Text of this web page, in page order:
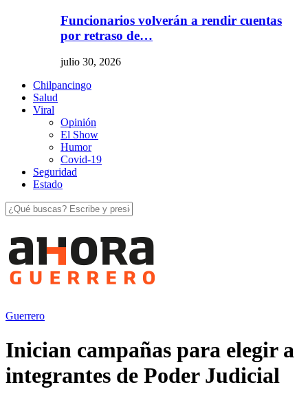
Funcionarios volverán a rendir cuentas
por retraso de…
julio 30, 2026
Chilpancingo
Salud
Viral
Opinión
El Show
Humor
Covid-19
Seguridad
Estado
Guerrero
Inician campañas para elegir a
integrantes de Poder Judicial